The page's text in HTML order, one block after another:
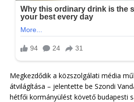
Megkezdődik a közszolgálati média
átvilágítása – jelentette be Szondi
hétfői kormányülést követő budapesti